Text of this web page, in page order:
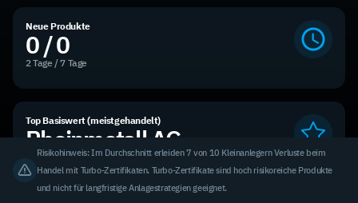
Neue Produkte
0 / 0
2 Tage / 7 Tage
Top Basiswert (meistgehandelt)
Rheinmetall AG
3,31 % des Handelsvolumens
Risikohinweis: Im Durchschnitt erleiden 7 von 10 Kleinanlegern Verluste beim
Handel mit Turbo-Zertifikaten. Turbo-Zertifikate sind hoch risikoreiche Produkte
und nicht für langfristige Anlagestrategien geeignet.